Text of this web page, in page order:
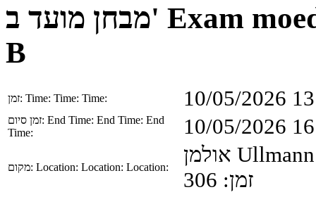
מבחן מועד ב' Exam
B
זמן: Time: Time: Time: 10/05/2026
זמן סיום: End Time: End Time: End
Time:
10/05/2026
מקום: Location: Location: Location:
אולמן Ullmann
זמן: 306